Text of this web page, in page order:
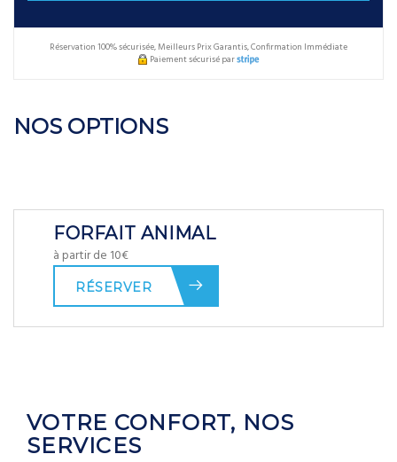
Réservation 100% sécurisée, Meilleurs Prix Garantis, Confirmation Immédiate
Paiement sécurisé par
NOS OPTIONS
FORFAIT ANIMAL
à partir de 10€
RÉSERVER
VOTRE CONFORT, NOS
SERVICES